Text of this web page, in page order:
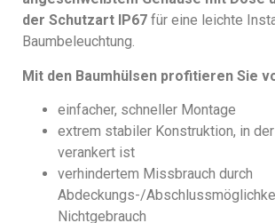
der Schutzart IP67 für eine leichte
Baumbeleuchtung.
Mit den Baumhülsen profitieren Sie
einfacher, schneller Montage
extrem stabiler Konstruktion, in
verankert ist
verhindertem Missbrauch durch
Abdeckungs-/
Nichtgebrauch